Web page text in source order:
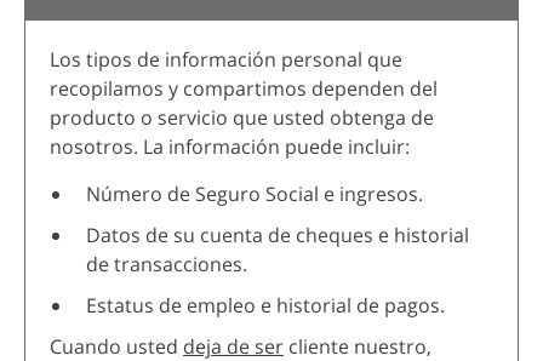
Los tipos de información personal que
recopilamos y compartimos dependen del
producto o servicio que usted obtenga de
nosotros. La información puede incluir:
Número de Seguro Social e ingresos.
Datos de su cuenta de cheques e historial
de transacciones.
Estatus de empleo e historial de pagos.
Cuando usted deja de ser cliente nuestro,